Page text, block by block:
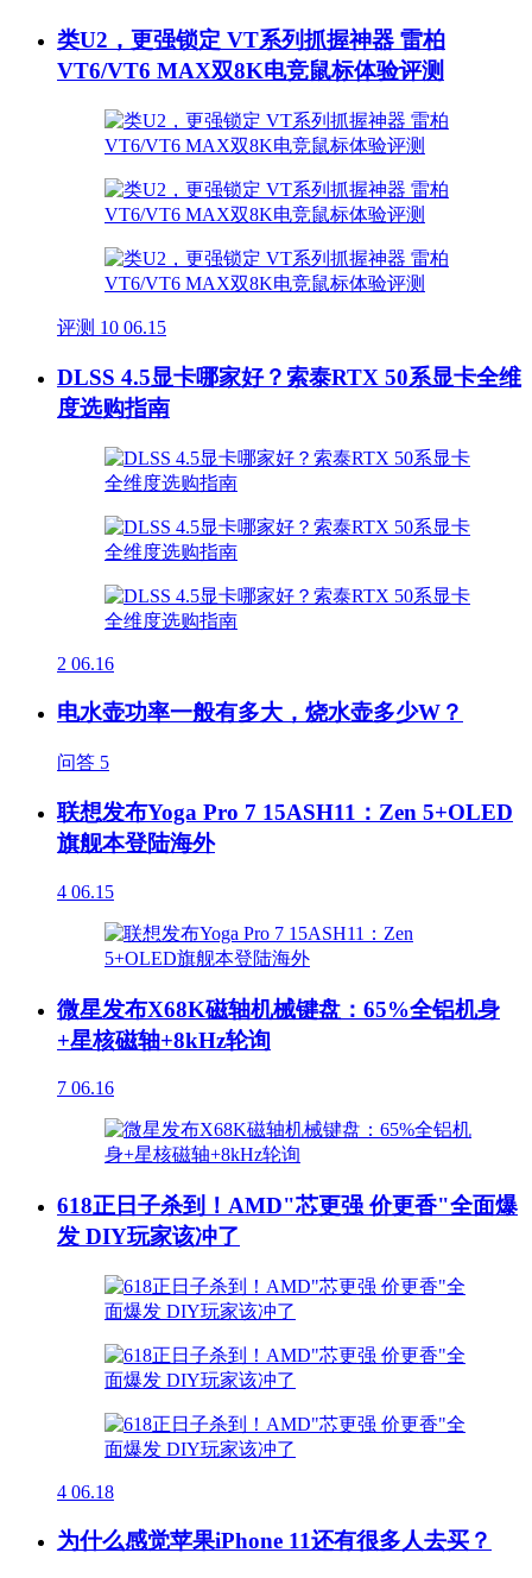
类U2，更强锁定 VT系列抓握神器 雷柏
VT6/VT6 MAX双8K电竞鼠标体验评测
评测 10 06.15
DLSS 4.5显卡哪家好？索泰RTX 50系显卡全维
度选购指南
2 06.16
电水壶功率一般有多大，烧水壶多少W？
问答 5
联想发布Yoga Pro 7 15ASH11：Zen 5+OLED
旗舰本登陆海外
4 06.15
微星发布X68K磁轴机械键盘：65%全铝机身
+星核磁轴+8kHz轮询
7 06.16
618正日子杀到！AMD"芯更强 价更香"全面爆
发 DIY玩家该冲了
4 06.18
为什么感觉苹果iPhone 11还有很多人去买？